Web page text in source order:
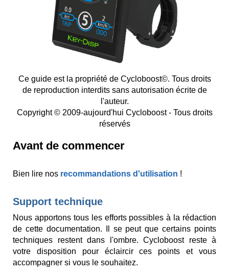
Ce guide est la propriété de Cycloboost©. Tous droits
de reproduction interdits sans autorisation écrite de
l'auteur.
Copyright © 2009-aujourd'hui Cycloboost - Tous droits
réservés
Avant de commencer
Bien lire nos recommandations d'utilisation !
Support technique
Nous apportons tous les efforts possibles à la rédaction
de cette documentation. Il se peut que certains points
techniques restent dans l'ombre. Cycloboost reste à
votre disposition pour éclaircir ces points et vous
accompagner si vous le souhaitez.